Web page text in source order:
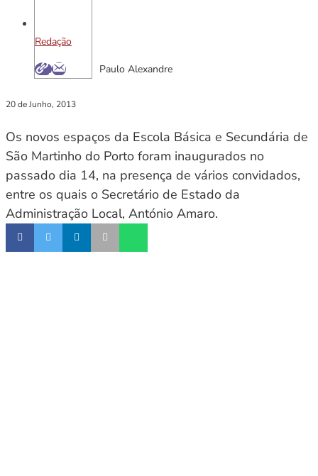
Redação
Paulo Alexandre
20 de Junho, 2013
Os novos espaços da Escola Básica e Secundária de
São Martinho do Porto foram inaugurados no
passado dia 14, na presença de vários convidados,
entre os quais o Secretário de Estado da
Administração Local, António Amaro.